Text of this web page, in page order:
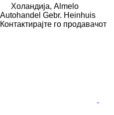
Холандија, Almelo
Autohandel Gebr. Heinhuis
Контактирајте го продавачот